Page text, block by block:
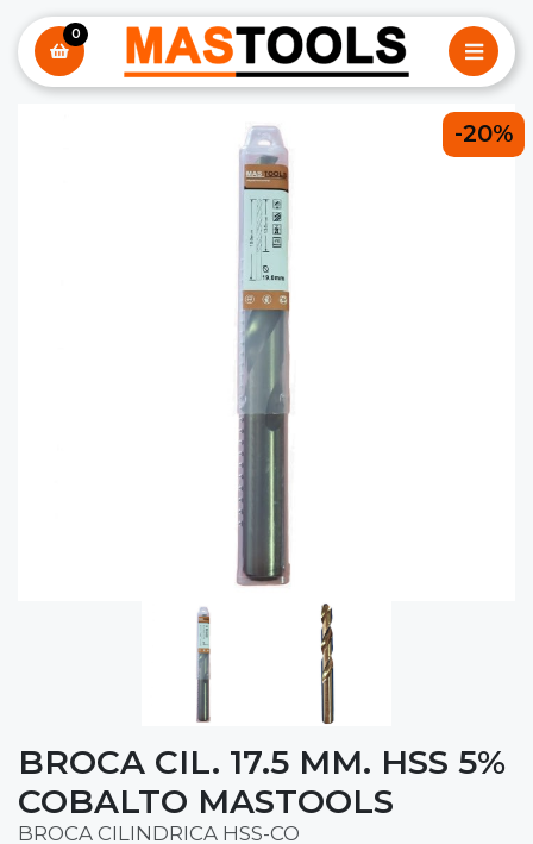
0
-20%
BROCA CIL. 17.5 MM. HSS 5%
COBALTO MASTOOLS
BROCA CILINDRICA HSS-CO